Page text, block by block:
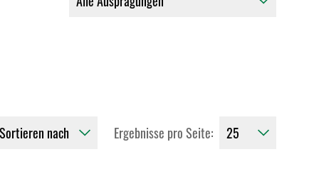
Ergebnisse pro Seite: